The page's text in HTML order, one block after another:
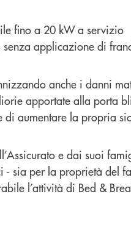
fino a 20 kW a servizio
senza applicazione di
anche i danni
apportate alla porta
aumentare la propria
e dai suoi
- sia per la proprietà del
l’attività di Bed &